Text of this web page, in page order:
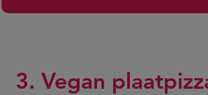
3. Vegan